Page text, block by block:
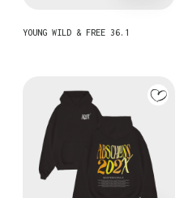
YOUNG WILD & FREE 36.1